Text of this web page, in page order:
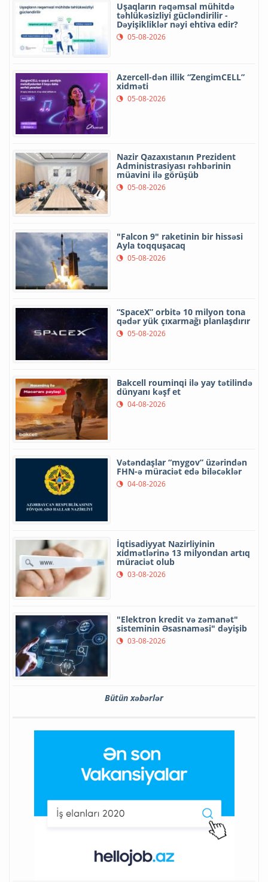
Uşaqların rəqəmsal mühitdə
təhlükəsizliyi gücləndirilir -
Dəyişikliklər nəyi ehtiva edir?
05-08-2026
Azercell-dən illik “ZengimCELL”
xidməti
05-08-2026
Nazir Qazaxıstanın Prezident
Administrasiyası rəhbərinin
müavini ilə görüşüb
05-08-2026
"Falcon 9" raketinin bir hissəsi
Ayla toqquşacaq
05-08-2026
“SpaceX” orbitə 10 milyon tona
qədər yük çıxarmağı planlaşdırır
05-08-2026
Bakcell rouminqi ilə yay tətilində
dünyanı kəşf et
04-08-2026
Vətəndaşlar “mygov” üzərindən
FHN-ə müraciət edə biləcəklər
04-08-2026
İqtisadiyyat Nazirliyinin
xidmətlərinə 13 milyondan artıq
müraciət olub
03-08-2026
"Elektron kredit və zəmanət"
sisteminin Əsasnaməsi" dəyişib
03-08-2026
Bütün xəbərlər